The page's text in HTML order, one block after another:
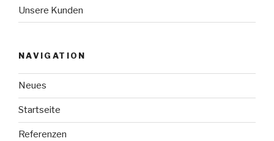
Unsere Kunden
NAVIGATION
Neues
Startseite
Referenzen